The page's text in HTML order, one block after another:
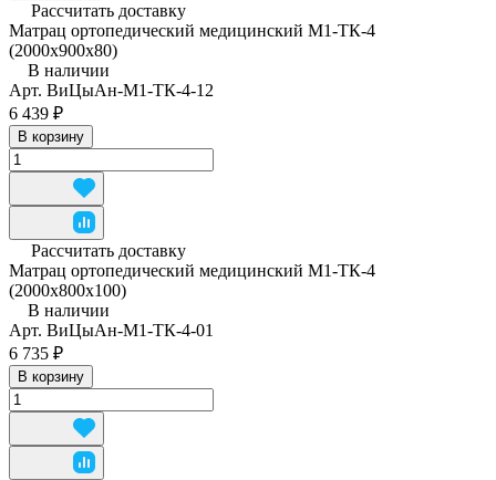
Рассчитать доставку
Матрац ортопедический медицинский М1-ТК-4
(2000x900x80)
В наличии
Арт. ВиЦыАн-М1-ТК-4-12
6 439 ₽
В корзину
Рассчитать доставку
Матрац ортопедический медицинский М1-ТК-4
(2000х800х100)
В наличии
Арт. ВиЦыАн-М1-ТК-4-01
6 735 ₽
В корзину